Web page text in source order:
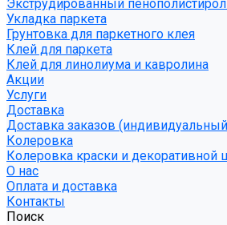
Экструдированный
Укладка паркета
Грунтовка для паркетного клея
Клей для паркета
Клей для линолиума и кавролина
Акции
Услуги
Доставка
Доставка заказов
Колеровка
Колеровка краски и декоративной
О нас
Оплата и доставка
Контакты
Поиск